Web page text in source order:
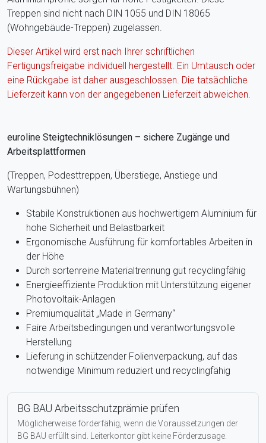
Treppen sind nicht nach DIN 1055 und DIN 18065
(Wohngebäude-Treppen) zugelassen.
Dieser Artikel wird erst nach Ihrer schriftlichen
Fertigungsfreigabe individuell hergestellt. Ein Umtausch oder
eine Rückgabe ist daher ausgeschlossen. Die tatsächliche
Lieferzeit kann von der angegebenen Lieferzeit abweichen.
euroline Steigtechniklösungen – sichere Zugänge und
Arbeitsplattformen
(Treppen, Podesttreppen, Überstiege, Anstiege und
Wartungsbühnen)
Stabile Konstruktionen aus hochwertigem Aluminium für
hohe Sicherheit und Belastbarkeit
Ergonomische Ausführung für komfortables Arbeiten in
der Höhe
Durch sortenreine Materialtrennung gut recyclingfähig
Energieeffiziente Produktion mit Unterstützung eigener
Photovoltaik-Anlagen
Premiumqualität „Made in Germany“
Faire Arbeitsbedingungen und verantwortungsvolle
Herstellung
Lieferung in schützender Folienverpackung, auf das
notwendige Minimum reduziert und recyclingfähig
BG BAU Arbeitsschutzprämie prüfen
Möglicherweise förderfähig, wenn die Voraussetzungen der
BG BAU erfüllt sind. Leiterkontor gibt keine Förderzusage.